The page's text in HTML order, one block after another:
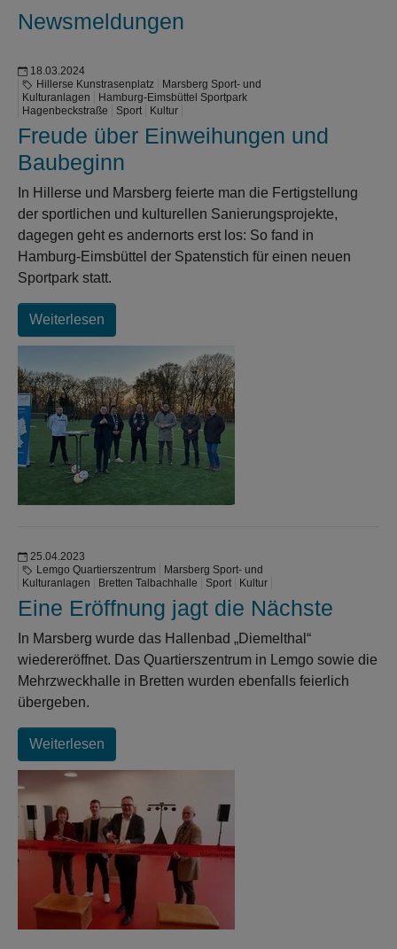
Newsmeldungen
18.03.2024
Hillerse Kunstrasenplatz
Marsberg Sport- und
Kulturanlagen
Hamburg-Eimsbüttel Sportpark
Hagenbeckstraße
Sport Kultur
Freude über Einweihungen und
Baubeginn
In Hillerse und Marsberg feierte man die Fertigstellung
der sportlichen und kulturellen Sanierungsprojekte,
dagegen geht es andernorts erst los: So fand in
Hamburg-Eimsbüttel der Spatenstich für einen neuen
Sportpark statt.
Weiterlesen
25.04.2023
Lemgo Quartierszentrum
Marsberg Sport- und
Kulturanlagen
Bretten Talbachhalle Sport Kultur
Eine Eröffnung jagt die Nächste
In Marsberg wurde das Hallenbad „Diemelthal“
wiedereröffnet. Das Quartierszentrum in Lemgo sowie die
Mehrzweckhalle in Bretten wurden ebenfalls feierlich
übergeben.
Weiterlesen